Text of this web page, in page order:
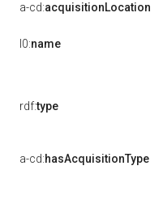
a-cd:acquisitionLocation
l0:name
rdf:type
a-cd:hasAcquisitionType